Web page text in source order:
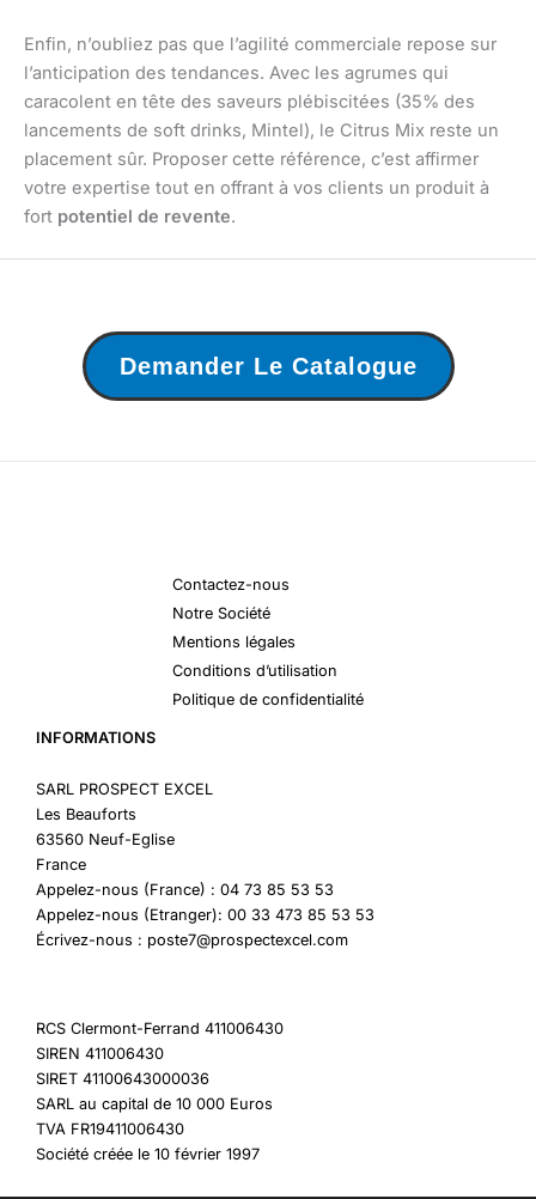
Enfin, n’oubliez pas que l’agilité commerciale repose sur
l’anticipation des tendances. Avec les agrumes qui
caracolent en tête des saveurs plébiscitées (35% des
lancements de soft drinks, Mintel), le Citrus Mix reste un
placement sûr. Proposer cette référence, c’est affirmer
votre expertise tout en offrant à vos clients un produit à
fort potentiel de revente.
Demander Le Catalogue
Contactez-nous
Notre Société
Mentions légales
Conditions d’utilisation
Politique de confidentialité
INFORMATIONS
SARL PROSPECT EXCEL
Les Beauforts
63560 Neuf-Eglise
France
Appelez-nous (France) : 04 73 85 53 53
Appelez-nous (Etranger): 00 33 473 85 53 53
Écrivez-nous : poste7@prospectexcel.com
RCS Clermont-Ferrand 411006430
SIREN 411006430
SIRET 41100643000036
SARL au capital de 10 000 Euros
TVA FR19411006430
Société créée le 10 février 1997